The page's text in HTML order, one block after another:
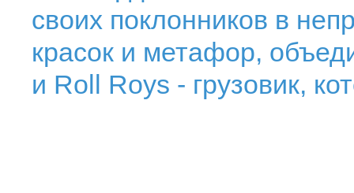
своих поклонников в
красок и метафор,
и Roll Roys - грузовик,